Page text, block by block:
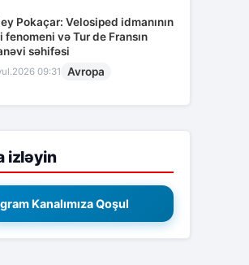
Pokaçar: Velosiped idmanının
fenomeni və Tur de Fransın
səhifəsi
09:31 Avropa
izləyin
Kanalımıza Qoşul